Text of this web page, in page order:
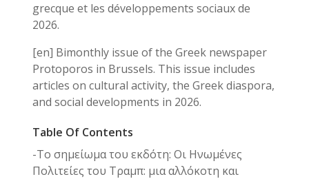
grecque et les développements sociaux de
2026.
[en] Bimonthly issue of the Greek newspaper
Protoporos in Brussels. This issue includes
articles on cultural activity, the Greek diaspora,
and social developments in 2026.
Table Of Contents
-Το σημείωμα του εκδότη: Οι Ηνωμένες
Πολιτείες του Τραμπ: μια αλλόκοτη και